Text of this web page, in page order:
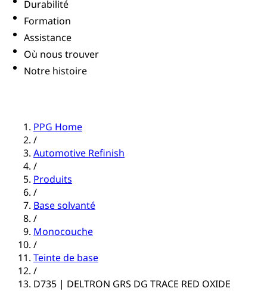
Durabilité
Formation
Assistance
Où nous trouver
Notre histoire
PPG Home
/
Automotive Refinish
/
Produits
/
Base solvanté
/
Monocouche
/
Teinte de base
/
D735 | DELTRON GRS DG TRACE RED OXIDE